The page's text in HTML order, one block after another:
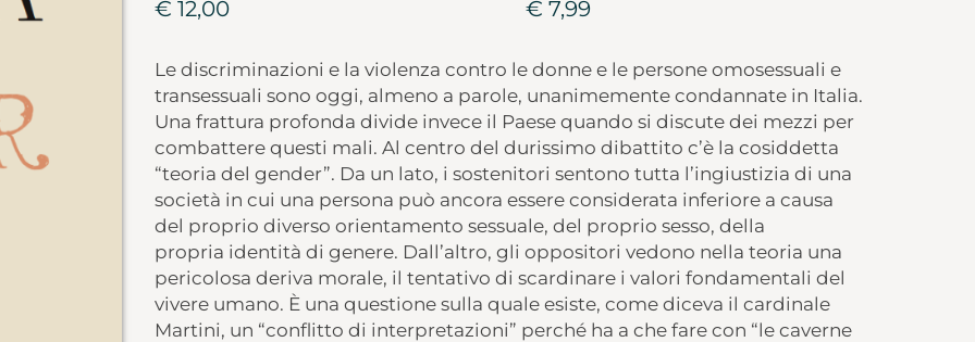
€ 12,00 € 7,99
Le discriminazioni e la violenza contro le donne e le persone omosessuali e
transessuali sono oggi, almeno a parole, unanimemente condannate in Italia.
Una frattura profonda divide invece il Paese quando si discute dei mezzi per
combattere questi mali. Al centro del durissimo dibattito c’è la cosiddetta
“teoria del gender”. Da un lato, i sostenitori sentono tutta l’ingiustizia di una
società in cui una persona può ancora essere considerata inferiore a causa
del proprio diverso orientamento sessuale, del proprio sesso, della
propria identità di genere. Dall’altro, gli oppositori vedono nella teoria una
pericolosa deriva morale, il tentativo di scardinare i valori fondamentali del
vivere umano. È una questione sulla quale esiste, come diceva il cardinale
Martini, un “conflitto di interpretazioni” perché ha a che fare con “le caverne